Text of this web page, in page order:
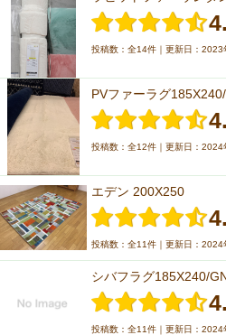
投稿数：全14件｜更新日：2023
PVファーラグ
投稿数：全12件｜更新日：2024
エデン 200X250
投稿数：全11件｜更新日：2024
シバフラグ185X240/
投稿数：全11件｜更新日：2024